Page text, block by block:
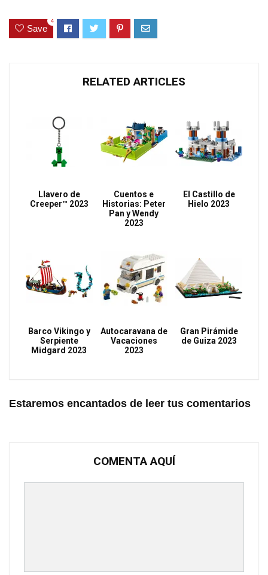
Save
4
RELATED ARTICLES
Llavero de
Creeper™ 2023
Cuentos e
Historias: Peter
Pan y Wendy
2023
El Castillo de
Hielo 2023
Barco Vikingo y
Serpiente
Midgard 2023
Autocaravana de
Vacaciones
2023
Gran Pirámide
de Guiza 2023
Estaremos encantados de leer tus comentarios
COMENTA AQUÍ